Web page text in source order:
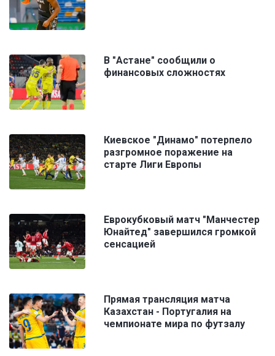
В "Астане" сообщили о
финансовых сложностях
Киевское "Динамо" потерпело
разгромное поражение на
старте Лиги Европы
Еврокубковый матч "Манчестер
Юнайтед" завершился громкой
сенсацией
Прямая трансляция матча
Казахстан - Португалия на
чемпионате мира по футзалу